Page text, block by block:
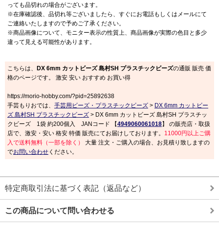
っても品切れの場合がございます。
※在庫確認後、品切れ等ございましたら、すぐにお電話もしくはメールにて
ご連絡いたしますので予めご了承ください。
※商品画像について、モニター表示の性質上、商品画像が実際の色目と多少
違って見える可能性があります。
こちらは、 DX 6mm カットビーズ 島村SH プラスチックビーズの通販 販売 価
格のページです。 激安 安い おすすめ お買い得
https://morio-hobby.com/?pid=25892638
手芸もりおでは、 手芸用ビーズ・プラスチックビーズ > DX 6mm カットビー
ズ 島村SH プラスチックビーズ > DX 6mm カットビーズ 島村SH プラスチッ
クビーズ 1袋 約200個入 JANコード 【4949060061018】 の販売店・取扱
店で、激安・安い 格安 特価 販売にてお届けしております。 11000円以上ご購
入で送料無料（一部を除く）
大量 注文・ご購入の場合、お見積り致しますの
でお問い合わせ ください。
特定商取引法に基づく表記（返品など）
この商品について問い合わせる